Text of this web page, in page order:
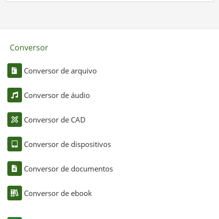
Conversor
Conversor de arquivo
Conversor de áudio
Conversor de CAD
Conversor de dispositivos
Conversor de documentos
Conversor de ebook